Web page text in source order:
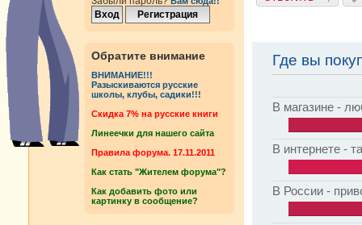
Обратите внимание
ВНИМАНИЕ!!!
Разыскиваются русские
школы, клубы, садики!!!
Cкидка 7% на русские книги
Линеечки для нашего сайта
Правила форума. 17.11.2011
Как стать "Жителем форума"?
Как добавить фото или
картинку в сообщение?
Где вы
В магазине -
В интернете -
В России -